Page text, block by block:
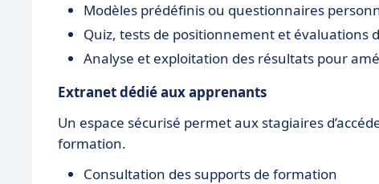
Modèles prédéfinis ou questionnaires
Quiz, tests de positionnement et évaluations
Analyse et exploitation des résultats pour
Extranet dédié aux apprenants
Un espace sécurisé permet aux stagiaires
formation.
Consultation des supports de formation